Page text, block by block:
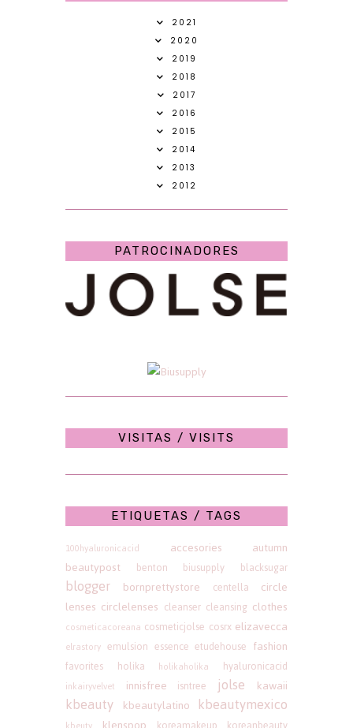
2021
2020
2019
2018
2017
2016
2015
2014
2013
2012
PATROCINADORES
VISITAS / VISITS
ETIQUETAS / TAGS
100hyaluronicacid accesories
autumn
beautypost
benton biusupply blacksugar
blogger bornprettystore centella
circle
lenses circlelenses cleanser cleansing clothes
cosmeticacoreana cosmeticjolse cosrx elizavecca
elrastory emulsion essence etudehouse fashion
favorites holika holikaholika hyaluronicacid
inkairyvelvet innisfree isntree jolse kawaii
kbeauty kbeautylatino kbeautymexico